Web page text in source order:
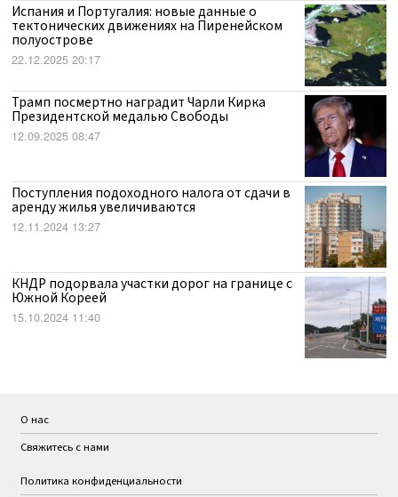
Испания и Португалия: новые данные о
тектонических движениях на Пиренейском
полуострове
22.12.2025 20:17
Трамп посмертно наградит Чарли Кирка
Президентской медалью Свободы
12.09.2025 08:47
Поступления подоходного налога от сдачи в
аренду жилья увеличиваются
12.11.2024 13:27
КНДР подорвала участки дорог на границе с
Южной Кореей
15.10.2024 11:40
О нас
Свяжитесь с нами
Политика конфиденциальности